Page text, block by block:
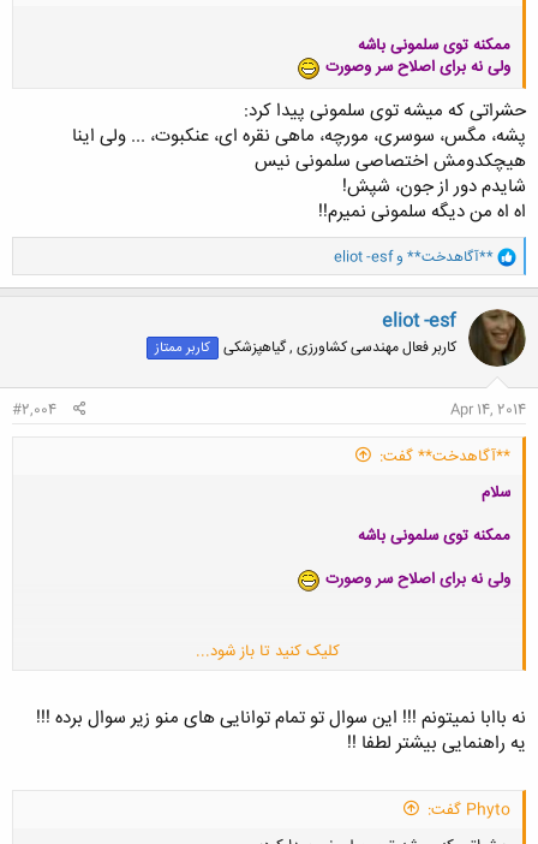
ممکنه توی سلمونی باشه
ولی نه برای اصلاح سر وصورت
حشراتی که میشه توی سلمونی پیدا کرد:
پشه، مگس، سوسری، مورچه، ماهی نقره ای، عنکبوت، ... ولی اینا
هیچکدومش اختصاصی سلمونی نیس
شایدم دور از جون، شپش!
اه اه من دیگه سلمونی نمیرم!!
و
ا
ک
ن
ش
ه
ا
**آگاهدخت** وeliot -esf
eliot -esf
کاربر فعال مهندسی کشاورزی , گیاهپزشکی کاربر ممتاز
Apr 14, 2014
#2,004
**آگاهدخت** گفت:
سلام
ممکنه توی سلمونی باشه
ولی نه برای اصلاح سر وصورت
کلیک کنید تا باز شود...
نه باابا نمیتونم !!! این سوال تو تمام توانایی های منو زیر سوال برده !!!
یه راهنمایی بیشتر لطفا !!
Phyto گفت: